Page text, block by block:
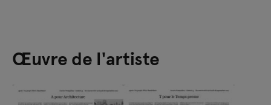
Œuvre de l'artiste